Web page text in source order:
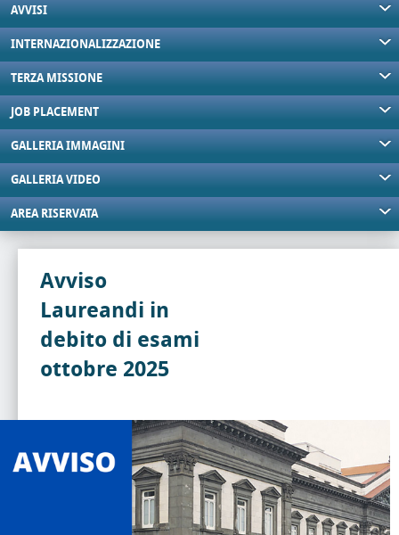
AVVISI
INTERNAZIONALIZZAZIONE
TERZA MISSIONE
JOB PLACEMENT
GALLERIA IMMAGINI
GALLERIA VIDEO
AREA RISERVATA
Avviso
Laureandi in
debito di esami
ottobre 2025